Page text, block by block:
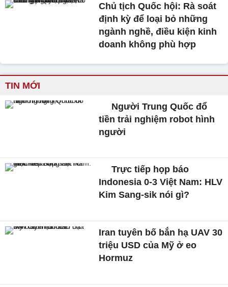
Chủ tịch Quốc hội: Rà soát
định kỳ để loại bỏ những
ngành nghề, điều kiện kinh
doanh không phù hợp
TIN MỚI
Người Trung Quốc đổ
tiền trải nghiệm robot hình
người
Trực tiếp họp báo
Indonesia 0-3 Việt Nam: HLV
Kim Sang-sik nói gì?
Iran tuyên bố bắn hạ UAV 30
triệu USD của Mỹ ở eo
Hormuz